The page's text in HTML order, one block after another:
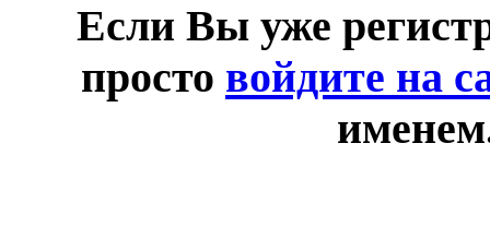
Если Вы уже
просто войдите на